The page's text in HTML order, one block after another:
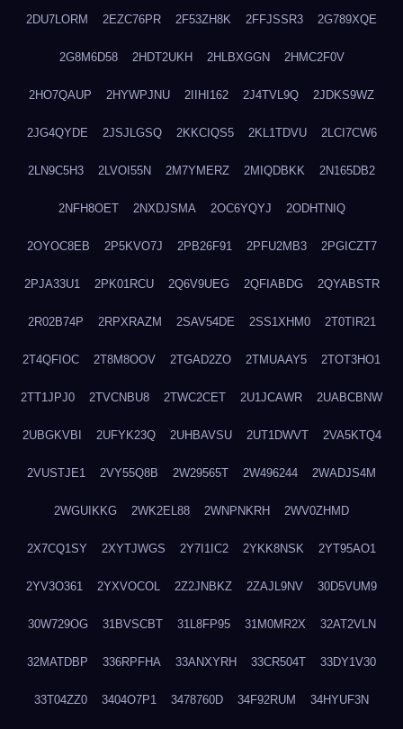
2DU7LORM 2EZC76PR 2F53ZH8K 2FFJSSR3 2G789XQE
2G8M6D58 2HDT2UKH 2HLBXGGN 2HMC2F0V
2HO7QAUP 2HYWPJNU 2IIHI162 2J4TVL9Q 2JDKS9WZ
2JG4QYDE 2JSJLGSQ 2KKCIQS5 2KL1TDVU 2LCI7CW6
2LN9C5H3 2LVOI55N 2M7YMERZ 2MIQDBKK 2N165DB2
2NFH8OET 2NXDJSMA 2OC6YQYJ 2ODHTNIQ
2OYOC8EB 2P5KVO7J 2PB26F91 2PFU2MB3 2PGICZT7
2PJA33U1 2PK01RCU 2Q6V9UEG 2QFIABDG 2QYABSTR
2R02B74P 2RPXRAZM 2SAV54DE 2SS1XHM0 2T0TIR21
2T4QFIOC 2T8M8OOV 2TGAD2ZO 2TMUAAY5 2TOT3HO1
2TT1JPJ0 2TVCNBU8 2TWC2CET 2U1JCAWR 2UABCBNW
2UBGKVBI 2UFYK23Q 2UHBAVSU 2UT1DWVT 2VA5KTQ4
2VUSTJE1 2VY55Q8B 2W29565T 2W496244 2WADJS4M
2WGUIKKG 2WK2EL88 2WNPNKRH 2WV0ZHMD
2X7CQ1SY 2XYTJWGS 2Y7I1IC2 2YKK8NSK 2YT95AO1
2YV3O361 2YXVOCOL 2Z2JNBKZ 2ZAJL9NV 30D5VUM9
30W729OG 31BVSCBT 31L8FP95 31M0MR2X 32AT2VLN
32MATDBP 336RPFHA 33ANXYRH 33CR504T 33DY1V30
33T04ZZ0 3404O7P1 3478760D 34F92RUM 34HYUF3N